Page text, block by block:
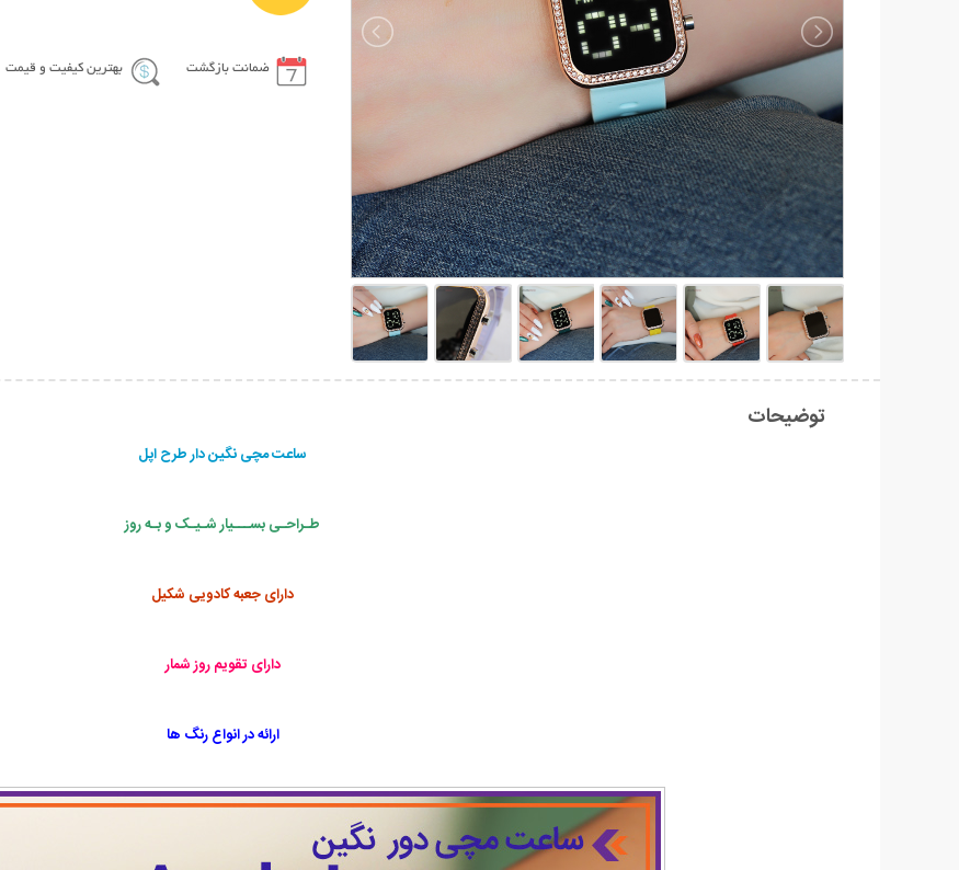
ضمانت بازگشت بهترین کیفیت و قیمت
توضیحات
ساعت مچی نگین دار طرح اپل
طـراحـی بســـیار شـیـک و بـه روز
دارای جعبه کادویی شکیل
دارای تقویم روز شمار
ارائه در انواع رنگ ها